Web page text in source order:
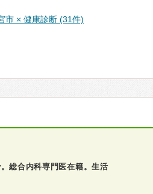
市 × 健康診断 (31件)
総合内科専門医在籍。生活